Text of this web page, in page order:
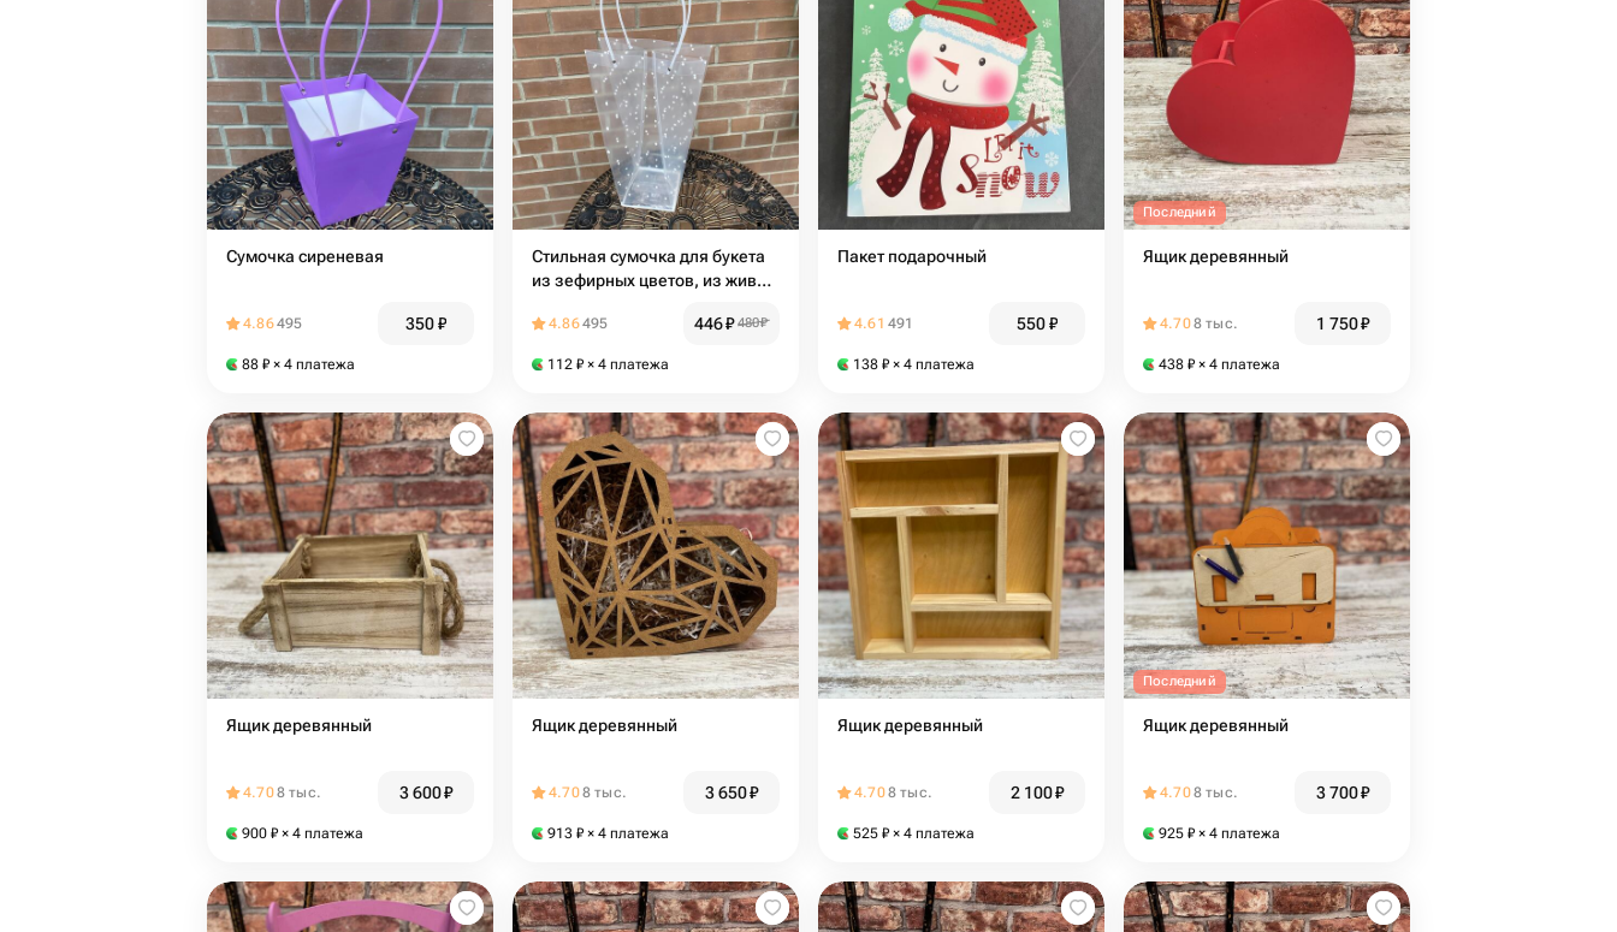
Сумочка сиреневая
4.86495 350₽
88 ₽ × 4 платежа
Стильная сумочка для букета
из зефирных цветов, из живых
4.86495 446₽ 480₽
112 ₽ × 4 платежа
Пакет подарочный
4.61 491 550₽
138 ₽ × 4 платежа
Последний
Ящик деревянный
4.708 тыс. 1 750₽
438 ₽ × 4 платежа
Ящик деревянный
4.708 тыс. 3 600₽
900 ₽ × 4 платежа
Ящик деревянный
4.708 тыс. 3 650₽
913 ₽ × 4 платежа
Ящик деревянный
4.708 тыс. 2 100₽
525 ₽ × 4 платежа
Последний
Ящик деревянный
4.708 тыс. 3 700₽
925 ₽ × 4 платежа